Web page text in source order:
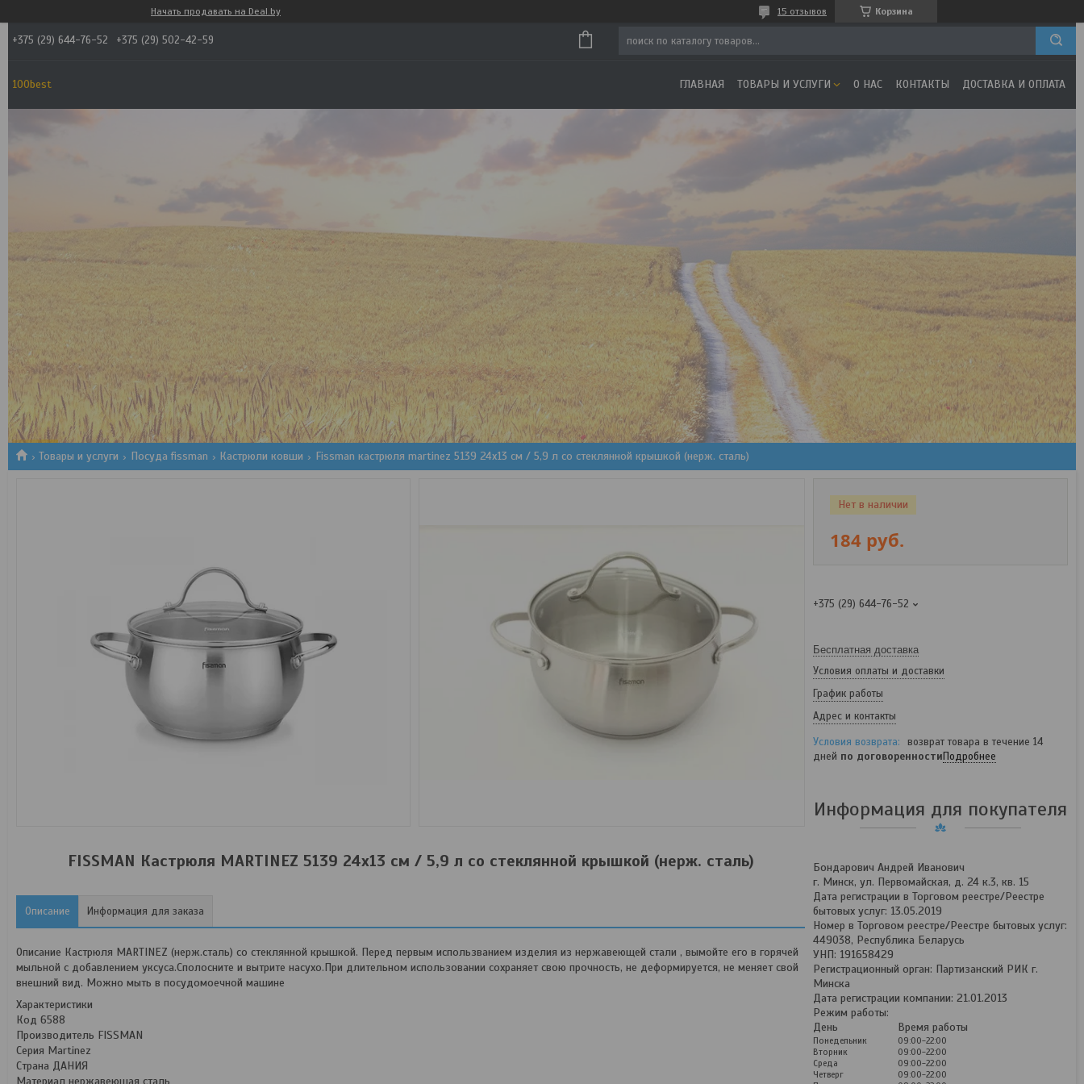
Начать продавать на Deal.by Корзина
15 отзывов
+375 (29) 644-76-52 +375 (29) 502-42-59
100best ГЛАВНАЯ ТОВАРЫ И УСЛУГИ О НАС КОНТАКТЫ ДОСТАВКА И ОПЛАТА
Товары и услуги Посуда fissman Кастрюли ковши Fissman кастрюля martinez 5139 24x13 см / 5,9 л со стеклянной крышкой (нерж. сталь)
FISSMAN Кастрюля MARTINEZ 5139 24x13 см / 5,9 л со стеклянной крышкой (нерж. сталь)
Описание Информация для заказа
Описание Кастрюля MARTINEZ (нерж.сталь) со стеклянной крышкой. Перед первым использванием изделия из нержавеющей стали , вымойте его в горячей
мыльной с добавлением уксуса.Сполосните и вытрите насухо.При длительном использовании сохраняет свою прочность, не деформируется, не меняет свой
внешний вид. Можно мыть в посудомоечной машине
Характеристики
Код 6588
Производитель FISSMAN
Серия Martinez
Страна ДАНИЯ
Нет в наличии
184 руб.
+375 (29) 644-76-52
Бесплатная доставка
Условия оплаты и доставки
График работы
Адрес и контакты
возврат товара в течение 14
дней по договоренностиПодробнее
Информация для покупателя
Бондарович Андрей Иванович
г. Минск, ул. Первомайская, д. 24 к.3, кв. 15
Дата регистрации в Торговом реестре/Реестре
бытовых услуг: 13.05.2019
Номер в Торговом реестре/Реестре бытовых услуг:
449038, Республика Беларусь
УНП: 191658429
Регистрационный орган: Партизанский РИК г.
Минска
Дата регистрации компании: 21.01.2013
Режим работы:
День
Время работы
Понедельник
09:00-22:00
Вторник
09:00-22:00
Среда
09:00-22:00
Четверг
09:00-22:00